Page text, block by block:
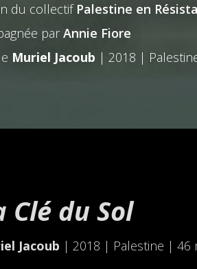
du collectif Palestine en
parAnnie Fiore
Muriel Jacoub | 2018 |
Clé du Sol
Jacoub | 2018 | Palestine | 46